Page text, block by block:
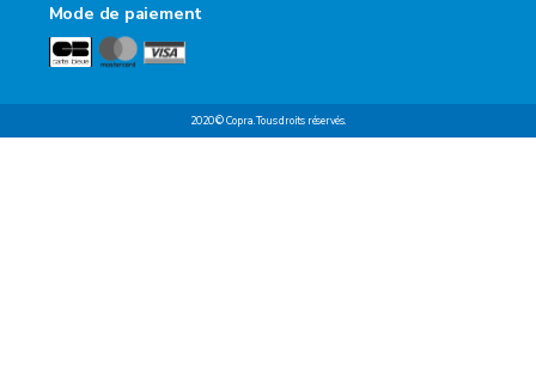
Mode de paiement
2020 © Copra. Tous droits réservés.